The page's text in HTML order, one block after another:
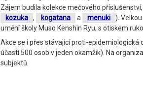
Zájem budila kolekce mečového
kozuka
, kogatana a menuki
).
umění školy Muso Kenshin Ryu, s otiskem
Akce se i přes stávající proti-
účastí 500 osob v jeden okamžik). Na
subjektů.